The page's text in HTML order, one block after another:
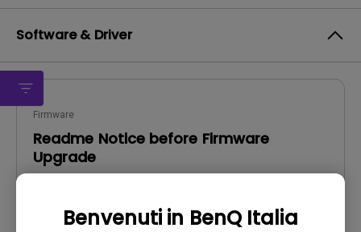
Benvenuti in BenQ Italia
Software & Driver
Firmware
Readme Notice before Firmware
Upgrade
OS Version: